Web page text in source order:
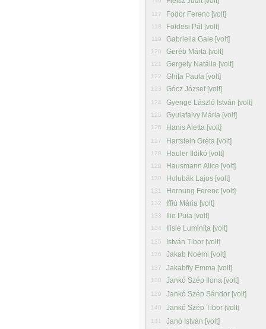
117 Fodor Ferenc [volt]
118 Földesi Pál [volt]
119 Gabriella Gale [volt]
120 Geréb Márta [volt]
121 Gergely Natália [volt]
122 Ghița Paula [volt]
123 Gócz József [volt]
124 Gyenge László István [volt]
125 Gyulafalvy Mária [volt]
126 Hanis Aletta [volt]
127 Hartstein Gréta [volt]
128 Hauler Ildikó [volt]
129 Hausmann Alice [volt]
130 Holubák Lajos [volt]
131 Hornung Ferenc [volt]
132 Iffiú Mária [volt]
133 Ilie Puia [volt]
134 Ilisie Luminiţa [volt]
135 István Tibor [volt]
136 Jakab Noémi [volt]
137 Jakabffy Emma [volt]
138 Jankó Szép Ilona [volt]
139 Jankó Szép Sándor [volt]
140 Jankó Szép Tibor [volt]
141 Janó István [volt]